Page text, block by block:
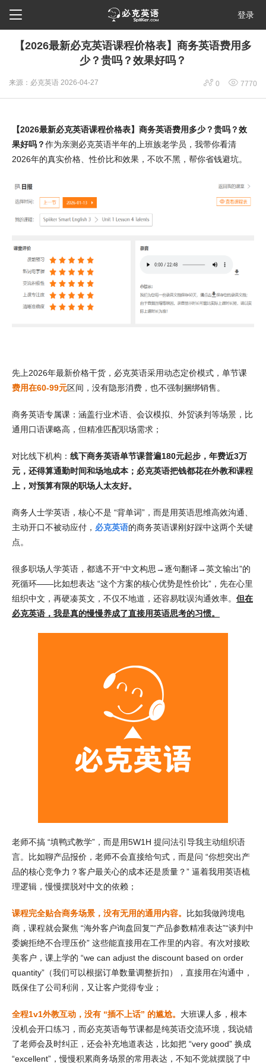
 登录
【2026最新必克英语课程价格表】商务英语费用多
少？贵吗？效果好吗？
来源：必克英语 2026-04-27  0  7770
【2026最新必克英语课程价格表】商务英语费用多少？贵吗？效
果好吗？作为亲测必克英语半年的上班族老学员，我带你看清
2026年的真实价格、性价比和效果，不吹不黑，帮你省钱避坑。
先上2026年最新价格干货，必克英语采用动态定价模式，单节课
费用在60-99元区间，没有隐形消费，也不强制捆绑销售。
商务英语专属课：涵盖行业术语、会议模拟、外贸谈判等场景，比
通用口语课略高，但精准匹配职场需求；
对比线下机构： 线下商务英语单节课普遍180元起步，年费近3万
元，还得算通勤时间和场地成本；必克英语把钱都花在外教和课程
上，对预算有限的职场人太友好。
商务人士学英语，核心不是 “背单词”，而是用英语思维高效沟通、
主动开口不被动应付， 必克英语的商务英语课刚好踩中这两个关键
点。
很多职场人学英语，都逃不开“中文构思→逐句翻译→英文输出”的
死循环——比如想表达 “这个方案的核心优势是性价比”，先在心里
组织中文，再硬凑英文，不仅不地道，还容易耽误沟通效率。 但在
必克英语，我是真的慢慢养成了直接用英语思考的习惯。
老师不搞 “填鸭式教学”，而是用5W1H 提问法引导我主动组织语
言。比如聊产品报价，老师不会直接给句式，而是问 “你想突出产
品的核心竞争力？客户最关心的成本还是质量？” 逼着我用英语梳
理逻辑，慢慢摆脱对中文的依赖；
课程完全贴合商务场景，没有无用的通用内容。
比如我做跨境电
商，课程就会聚焦 “海外客户询盘回复”“产品参数精准表达”“谈判中
委婉拒绝不合理压价” 这些能直接用在工作里的内容。有次对接欧
美客户，课上学的 “we can adjust the discount based on order
quantity”（我们可以根据订单数量调整折扣），直接用在沟通中，
既保住了公司利润，又让客户觉得专业；
全程1v1外教互动，没有 “插不上话” 的尴尬。 大班课人多，根本
没机会开口练习，而必克英语每节课都是纯英语交流环境，我说错
了老师会及时纠正，还会补充地道表达，比如把 “very good” 换成
“excellent”，慢慢积累商务场景的常用表达，不知不觉就摆脱了中